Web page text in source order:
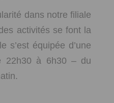
dans notre filiale
activités se font la
s’est équipée d’une
22h30 à 6h30 – du